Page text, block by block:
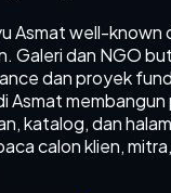
Asmat well-known
Galeri dan NGO
dan proyek
Asmat membangun
katalog, dan
calon klien,